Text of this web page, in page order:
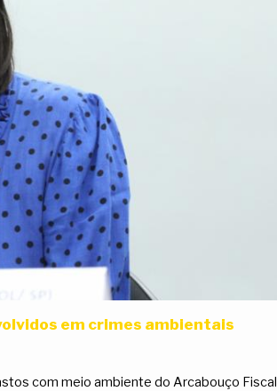
em crimes ambientais
com meio ambiente do Arcabouço Fiscal